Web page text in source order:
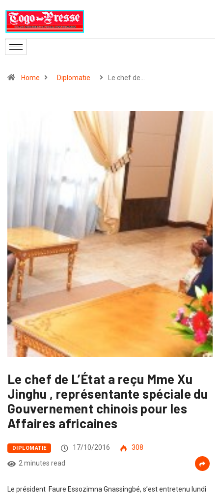
Home Diplomatie Le chef de…
Le chef de L’État a reçu Mme Xu
Jinghu , représentante spéciale du
Gouvernement chinois pour les
Affaires africaines
DIPLOMATIE 17/10/2016
308
2 minutes read
Le président Faure Essozimna Gnassingbé, s’est entretenu lundi